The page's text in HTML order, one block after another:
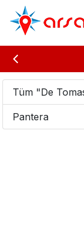
Tüm "De
Pantera